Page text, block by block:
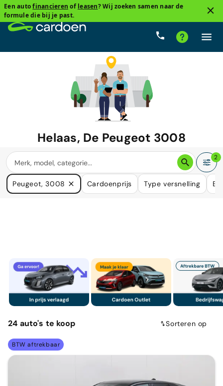
Een autofinancieren of leasen? Wij zoeken samen naar de
formule die bij je past.
Helaas, De Peugeot 3008
waar u naar zoekt is niet langer
beschikbaar.
We hebben veel auto's die in uw behoefte kunnen voorzien.
2
Peugeot, 3008 Cardoenprijs Type versnelling
24 auto's te koop Sorteren op
BTW aftrekbaar